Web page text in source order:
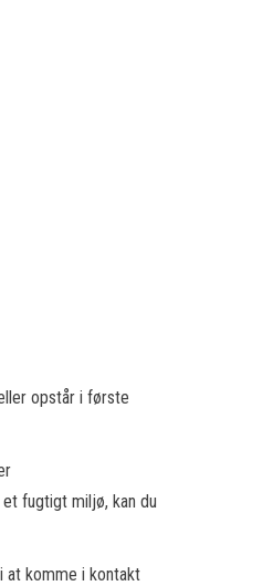
opstår i første
fugtigt miljø, kan du
at komme i kontakt